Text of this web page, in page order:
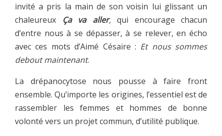
invité a pris la main de son voisin lui glissant un
chaleureux
Ça va aller, qui encourage chacun
d’entre nous à se dépasser, à se relever, en écho
avec ces mots d’Aimé Césaire : Et nous sommes
debout maintenant.
La drépanocytose nous pousse à faire front
ensemble. Qu’importe les origines, l’essentiel est de
rassembler les femmes et hommes de bonne
volonté vers un projet commun, d’utilité publique.